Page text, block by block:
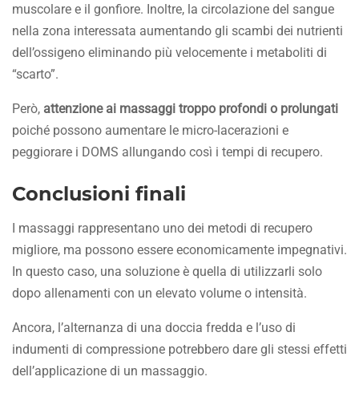
muscolare e il gonfiore. Inoltre, la circolazione del sangue
nella zona interessata aumentando gli scambi dei nutrienti
dell’ossigeno eliminando più velocemente i metaboliti di
“scarto”.
Però, attenzione ai massaggi troppo profondi o prolungati
poiché possono aumentare le micro-lacerazioni e
peggiorare i DOMS allungando così i tempi di recupero.
Conclusioni finali
I massaggi rappresentano uno dei metodi di recupero
migliore, ma possono essere economicamente impegnativi.
In questo caso, una soluzione è quella di utilizzarli solo
dopo allenamenti con un elevato volume o intensità.
Ancora, l’alternanza di una doccia fredda e l’uso di
indumenti di compressione potrebbero dare gli stessi effetti
dell’applicazione di un massaggio.